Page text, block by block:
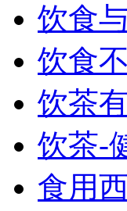
饮食
饮食
饮茶
饮茶-
食用